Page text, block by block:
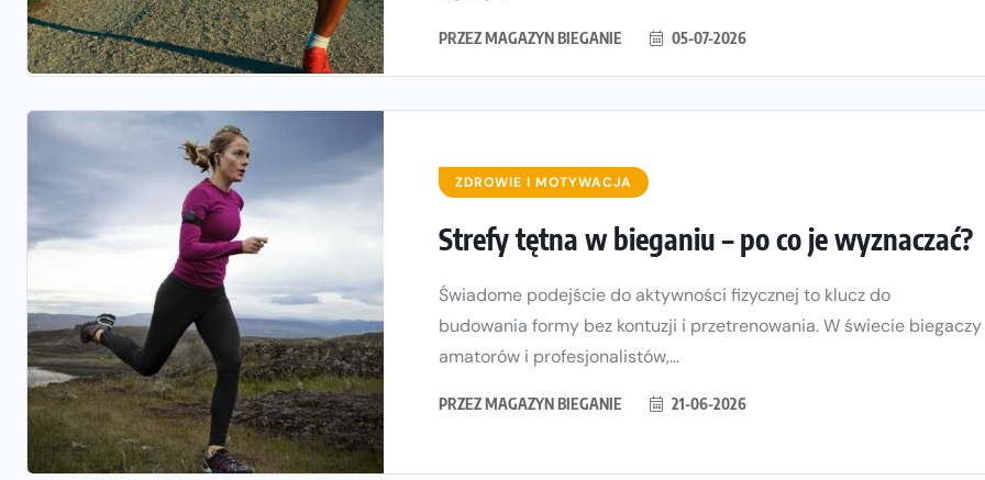
PRZEZMAGAZYN BIEGANIE 05-07-2026
ZDROWIE I MOTYWACJA
Strefy tętna w bieganiu – po co je wyznaczać?
Świadome podejście do aktywności fizycznej to klucz do
budowania formy bez kontuzji i przetrenowania. W świecie biegaczy
amatorów i profesjonalistów,...
PRZEZMAGAZYN BIEGANIE 21-06-2026